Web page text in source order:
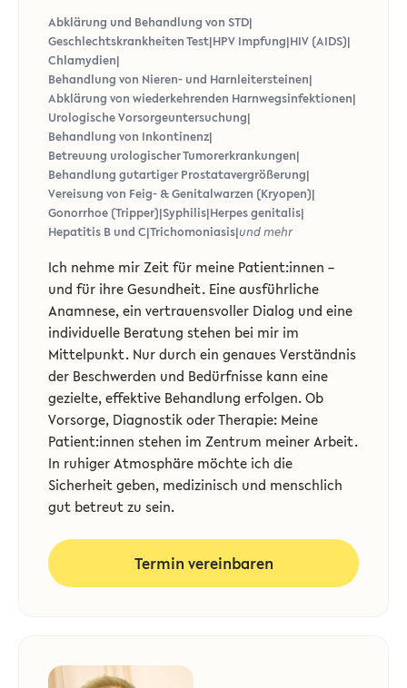
Abklärung und Behandlung von STD|
Geschlechtskrankheiten Test|HPV Impfung|HIV (AIDS)|
Chlamydien|
Behandlung von Nieren- und Harnleitersteinen|
Abklärung von wiederkehrenden Harnwegsinfektionen|
Urologische Vorsorgeuntersuchung|
Behandlung von Inkontinenz|
Betreuung urologischer Tumorerkrankungen|
Behandlung gutartiger Prostatavergrößerung|
Vereisung von Feig- & Genitalwarzen (Kryopen)|
Gonorrhoe (Tripper)|Syphilis|Herpes genitalis|
Hepatitis B und C|Trichomoniasis|und mehr
Ich nehme mir Zeit für meine Patient:innen –
und für ihre Gesundheit. Eine ausführliche
Anamnese, ein vertrauensvoller Dialog und eine
individuelle Beratung stehen bei mir im
Mittelpunkt. Nur durch ein genaues Verständnis
der Beschwerden und Bedürfnisse kann eine
gezielte, effektive Behandlung erfolgen. Ob
Vorsorge, Diagnostik oder Therapie: Meine
Patient:innen stehen im Zentrum meiner Arbeit.
In ruhiger Atmosphäre möchte ich die
Sicherheit geben, medizinisch und menschlich
gut betreut zu sein.
Termin vereinbaren